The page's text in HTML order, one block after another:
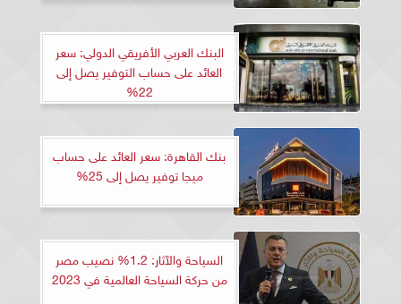
البنك العربي الأفريقي الدولي: سعر
العائد على حساب التوفير يصل إلى
22%
بنك القاهرة: سعر العائد على حساب
ميجا توفير يصل إلى 25%
السياحة والآثار: 1.2% نصيب مصر
من حركة السياحة العالمية في 2023